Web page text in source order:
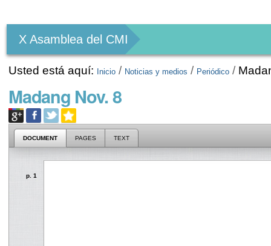
Personales
X Asamblea del CMI
Usted está aquí: Inicio / Noticias y medios / Periódico /
Madang Nov. 8
DOCUMENT PAGES TEXT
p. 1